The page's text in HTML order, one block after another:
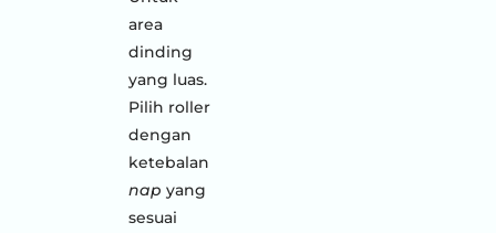
area
dinding
yang luas.
Pilih roller
dengan
ketebalan
nap yang
sesuai